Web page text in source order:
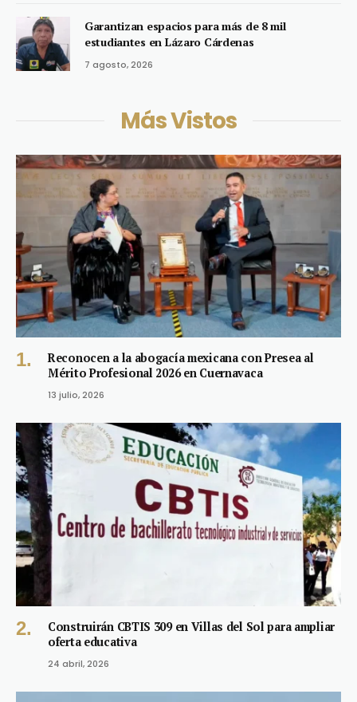
Garantizan espacios para más de 8 mil
estudiantes en Lázaro Cárdenas
7 agosto, 2026
Más Vistos
Reconocen a la abogacía mexicana con Presea al
Mérito Profesional 2026 en Cuernavaca
13 julio, 2026
Construirán CBTIS 309 en Villas del Sol para ampliar
oferta educativa
24 abril, 2026